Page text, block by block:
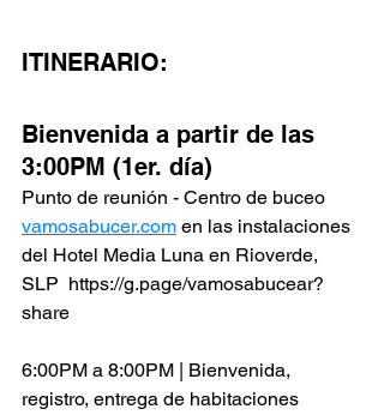
ITINERARIO:
Bienvenida a partir de las
3:00PM (1er. día)
Punto de reunión - Centro de buceo
vamosabucer.com en las instalaciones
del Hotel Media Luna en Rioverde,
SLP  https://g.page/vamosabucear?
share
6:00PM a 8:00PM | Bienvenida,
registro, entrega de habitaciones